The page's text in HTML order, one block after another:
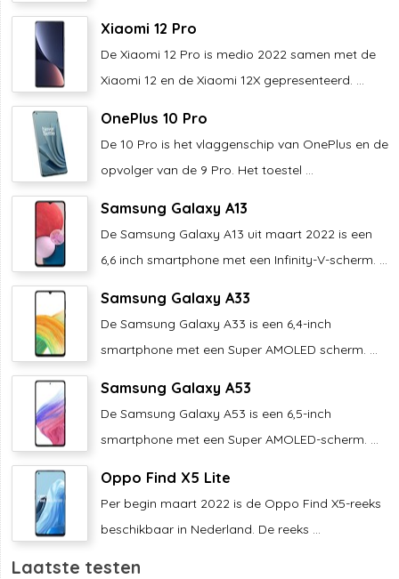
Xiaomi 12 Pro
De Xiaomi 12 Pro is medio 2022 samen met de
Xiaomi 12 en de Xiaomi 12X gepresenteerd. ...
OnePlus 10 Pro
De 10 Pro is het vlaggenschip van OnePlus en de
opvolger van de 9 Pro. Het toestel ...
Samsung Galaxy A13
De Samsung Galaxy A13 uit maart 2022 is een
6,6 inch smartphone met een Infinity-V-scherm. ...
Samsung Galaxy A33
De Samsung Galaxy A33 is een 6,4-inch
smartphone met een Super AMOLED scherm. ...
Samsung Galaxy A53
De Samsung Galaxy A53 is een 6,5-inch
smartphone met een Super AMOLED-scherm. ...
Oppo Find X5 Lite
Per begin maart 2022 is de Oppo Find X5-reeks
beschikbaar in Nederland. De reeks ...
Laatste testen